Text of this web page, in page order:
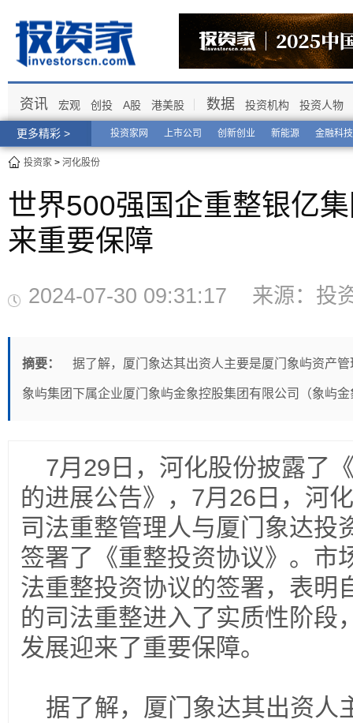
更多精彩 > 投资家网 上市公司 创新创业 新能源 金融科技
资讯 宏观 创投 A股 港美股 数据 投资机构 投资人物
投资家 > 河化股份
世界500强国企重整银亿
来重要保障
2024-07-30 09:31:17 来源：
摘要： 据了解，厦门象达其出资人主要是厦门象屿资产
象屿集团下属企业厦门象屿金象控股集团有限公司（象屿
7月29日，河化股份披露了
的进展公告》，7月26日，河
司法重整管理人与厦门象达投
签署了《重整投资协议》。市
法重整投资协议的签署，表明
的司法重整进入了实质性阶段
发展迎来了重要保障。
据了解，厦门象达其出资人